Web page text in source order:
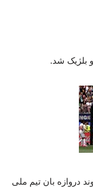
و بلژیک شد.
دروازه بان تیم ملی